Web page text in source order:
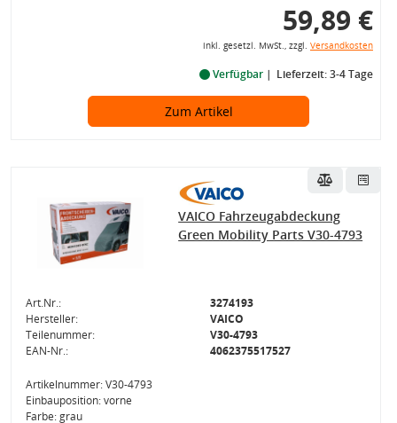
59,89 €
inkl. gesetzl. MwSt., zzgl. Versandkosten
Verfügbar Lieferzeit: 3-4 Tage
Zum Artikel
VAICO Fahrzeugabdeckung
Green Mobility Parts V30-4793
Art.Nr.:
3274193
Hersteller:
VAICO
Teilenummer:
V30-4793
EAN-Nr.:
4062375517527
Artikelnummer: V30-4793
Einbauposition: vorne
Farbe: grau